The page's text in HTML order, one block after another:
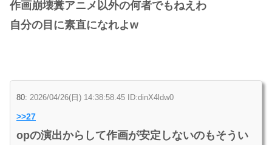
作画崩壊糞アニメ以外の何者でもねえわ
自分の目に素直になれよw
80: 2026/04/26(日) 14:38:58.45 ID:dinX4ldw0
>>27
opの演出からして作画が安定しないのもそうい